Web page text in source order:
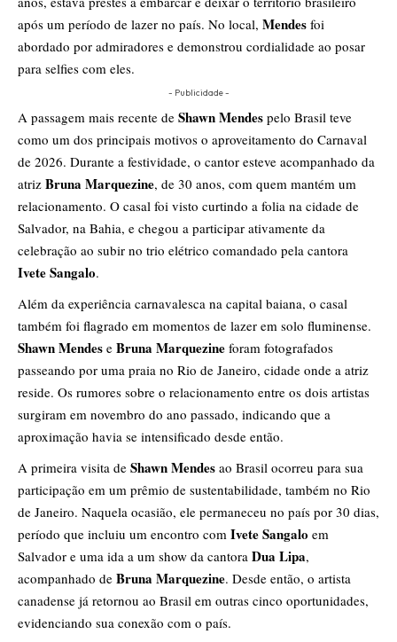
após um período de lazer no país. No local, Mendes foi
abordado por admiradores e demonstrou cordialidade ao posar
para selfies com eles.
- Publicidade -
A passagem mais recente de Shawn Mendes pelo Brasil teve
como um dos principais motivos o aproveitamento do Carnaval
de 2026. Durante a festividade, o cantor esteve acompanhado da
atriz Bruna Marquezine, de 30 anos, com quem mantém um
relacionamento. O casal foi visto curtindo a folia na cidade de
Salvador, na Bahia, e chegou a participar ativamente da
celebração ao subir no trio elétrico comandado pela cantora
Ivete Sangalo.
Além da experiência carnavalesca na capital baiana, o casal
também foi flagrado em momentos de lazer em solo fluminense.
Shawn Mendes e Bruna Marquezine foram fotografados
passeando por uma praia no Rio de Janeiro, cidade onde a atriz
reside. Os rumores sobre o relacionamento entre os dois artistas
surgiram em novembro do ano passado, indicando que a
aproximação havia se intensificado desde então.
A primeira visita de Shawn Mendes ao Brasil ocorreu para sua
participação em um prêmio de sustentabilidade, também no Rio
de Janeiro. Naquela ocasião, ele permaneceu no país por 30 dias,
período que incluiu um encontro com Ivete Sangalo em
Salvador e uma ida a um show da cantora Dua Lipa,
acompanhado de Bruna Marquezine. Desde então, o artista
canadense já retornou ao Brasil em outras cinco oportunidades,
evidenciando sua conexão com o país.